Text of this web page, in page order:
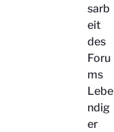
sarb
eit
des
Foru
ms
Lebe
ndig
er